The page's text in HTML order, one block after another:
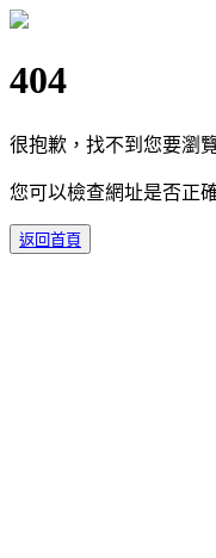
404
很抱歉，找不到您要瀏
您可以檢查網址是否正
返回首頁